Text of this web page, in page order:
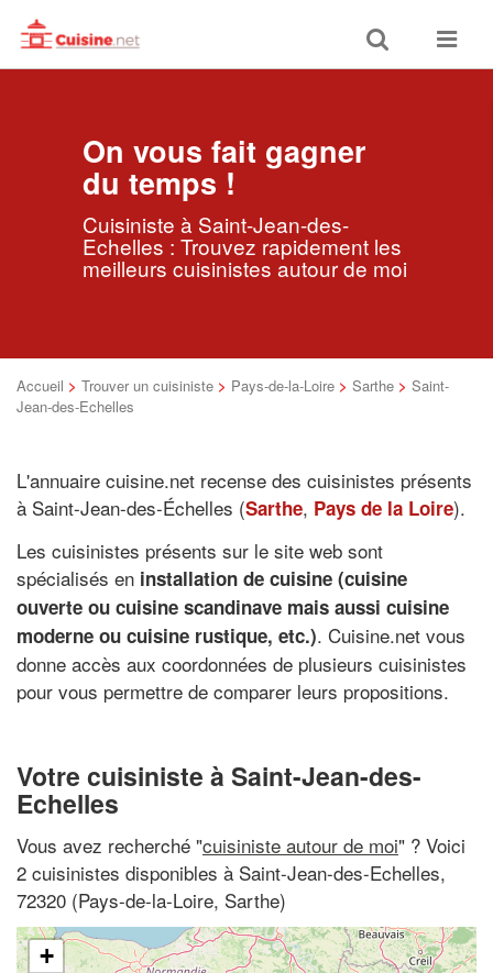
Toggle
search
Toggle
On vous fait gagner
du temps !
Cuisiniste à Saint-Jean-des-
Echelles : Trouvez rapidement les
meilleurs cuisinistes autour de moi
Accueil > Trouver un cuisiniste > Pays-de-la-Loire > Sarthe > Saint-
Jean-des-Echelles
L'annuaire cuisine.net recense des cuisinistes présents
à Saint-Jean-des-Échelles (Sarthe, Pays de la Loire).
Les cuisinistes présents sur le site web sont
spécialisés en installation de cuisine (cuisine
ouverte ou cuisine scandinave mais aussi cuisine
moderne ou cuisine rustique, etc.). Cuisine.net vous
donne accès aux coordonnées de plusieurs cuisinistes
pour vous permettre de comparer leurs propositions.
Votre cuisiniste à Saint-Jean-des-
Echelles
Vous avez recherché "cuisiniste autour de moi" ? Voici
2 cuisinistes disponibles à Saint-Jean-des-Echelles,
72320 (Pays-de-la-Loire, Sarthe)
+